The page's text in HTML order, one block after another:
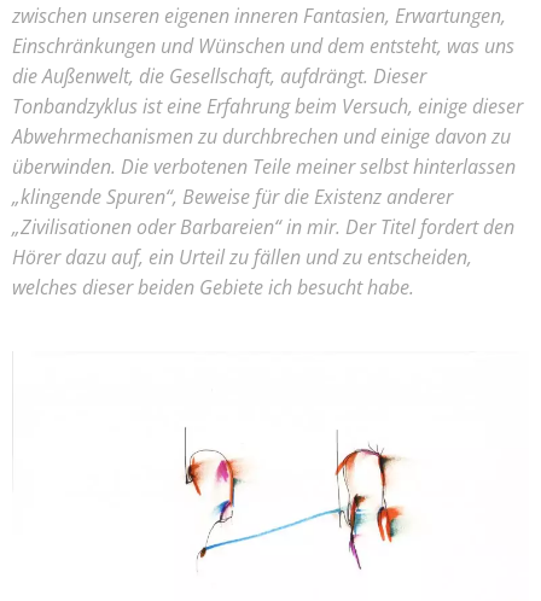
zwischen unseren eigenen inneren Fantasien, Erwartungen,
Einschränkungen und Wünschen und dem entsteht, was uns
die Außenwelt, die Gesellschaft, aufdrängt. Dieser
Tonbandzyklus ist eine Erfahrung beim Versuch, einige dieser
Abwehrmechanismen zu durchbrechen und einige davon zu
überwinden. Die verbotenen Teile meiner selbst hinterlassen
„klingende Spuren“, Beweise für die Existenz anderer
„Zivilisationen oder Barbareien“ in mir. Der Titel fordert den
Hörer dazu auf, ein Urteil zu fällen und zu entscheiden,
welches dieser beiden Gebiete ich besucht habe.